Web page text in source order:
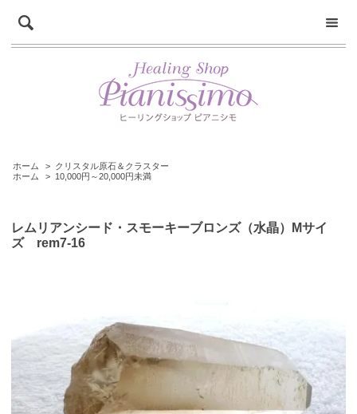
ホーム > クリスタル原石＆クラスター
ホーム
> 10,000円～20,000円未満
レムリアンシード・スモーキーブロンズ（水晶）Mサイ
ズ rem7-16